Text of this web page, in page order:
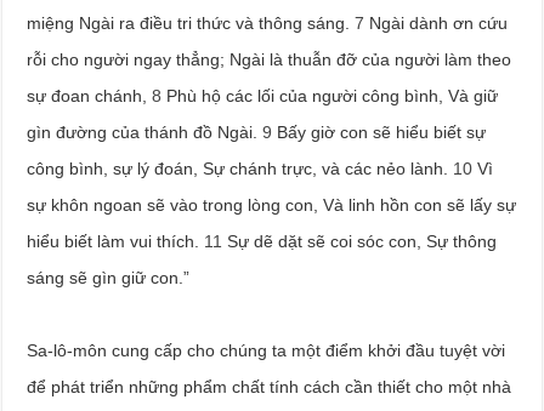
miệng Ngài ra điều tri thức và thông sáng.7 Ngài dành ơn cứu
rỗi cho người ngay thẳng; Ngài là thuẫn đỡ của người làm theo
sự đoan chánh,8 Phù hộ các lối của người công bình, Và giữ
gìn đường của thánh đồ Ngài.9 Bấy giờ con sẽ hiểu biết sự
công bình, sự lý đoán, Sự chánh trực, và các nẻo lành. 10 Vì
sự khôn ngoan sẽ vào trong lòng con, Và linh hồn con sẽ lấy sự
hiểu biết làm vui thích. 11 Sự dẽ dặt sẽ coi sóc con, Sự thông
sáng sẽ gìn giữ con.”
Sa-lô-môn cung cấp cho chúng ta một điểm khởi đầu tuyệt vời
để phát triển những phẩm chất tính cách cần thiết cho một nhà